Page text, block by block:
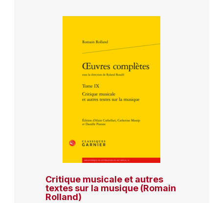
Critique musicale et autres
textes sur la musique (Romain
Rolland)